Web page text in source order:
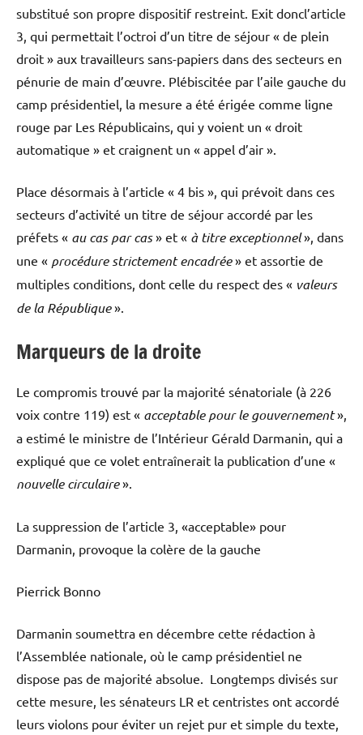
substitué son propre dispositif restreint. Exit doncl’article
3, qui permettait l’octroi d’un titre de séjour « de plein
droit » aux travailleurs sans-papiers dans des secteurs en
pénurie de main d’œuvre. Plébiscitée par l’aile gauche du
camp présidentiel, la mesure a été érigée comme ligne
rouge par Les Républicains, qui y voient un « droit
automatique » et craignent un « appel d’air ».
Place désormais à l’article « 4 bis », qui prévoit dans ces
secteurs d’activité un titre de séjour accordé par les
préfets « au cas par cas» et « à titre exceptionnel», dans
une « procédure strictement encadrée» et assortie de
multiples conditions, dont celle du respect des « valeurs
de la République».
Marqueurs de la droite
Le compromis trouvé par la majorité sénatoriale (à 226
voix contre 119) est « acceptable pour le gouvernement»,
a estimé le ministre de l’Intérieur Gérald Darmanin, qui a
expliqué que ce volet entraînerait la publication d’une «
nouvelle circulaire».
La suppression de l’article 3, «acceptable» pour
Darmanin, provoque la colère de la gauche
Pierrick Bonno
Darmanin soumettra en décembre cette rédaction à
l’Assemblée nationale, où le camp présidentiel ne
dispose pas de majorité absolue. Longtemps divisés sur
cette mesure, les sénateurs LR et centristes ont accordé
leurs violons pour éviter un rejet pur et simple du texte,